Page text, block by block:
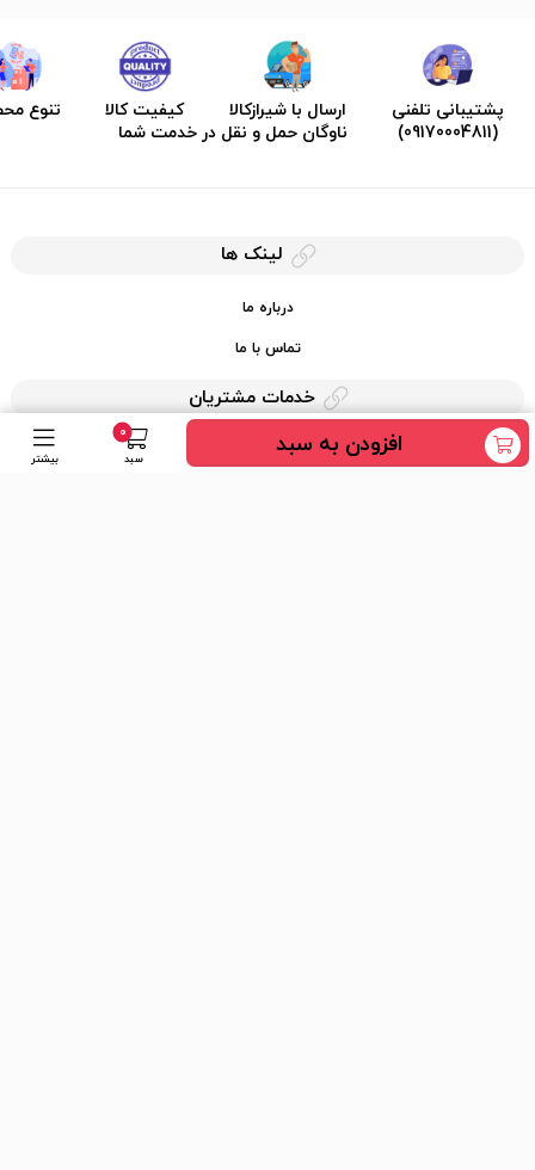
افزودن به سبد 0
سبد بیشتر
پشتیبانی تلفنی
(09170004811)
ارسال با شیرازکالا
ناوگان حمل و نقل در خدمت شما
کیفیت کالا تنوع
لینک ها
درباره ما
تماس با ما
خدمات مشتریان
حریم خصوصی